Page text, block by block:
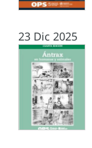
23 Dic 2025